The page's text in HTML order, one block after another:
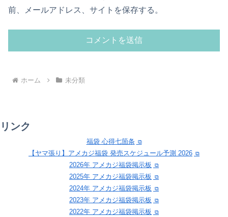
前、メールアドレス、サイトを保存する。
ホーム 未分類
リンク
福袋 心得七箇条
【ヤマ張り】アメカジ福袋 発売スケジュール予測 2026
2026年 アメカジ福袋掲示板
2025年 アメカジ福袋掲示板
2024年 アメカジ福袋掲示板
2023年 アメカジ福袋掲示板
2022年 アメカジ福袋掲示板